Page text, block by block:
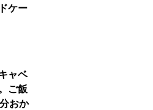
ケー
ャベ
ご飯
おか